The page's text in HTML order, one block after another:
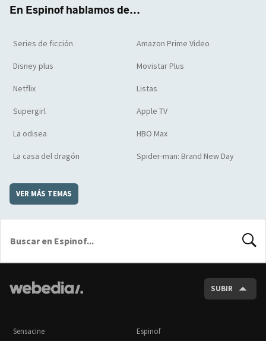
En Espinof hablamos de...
Series de ficción Amazon Prime Video
Disney plus Movistar Plus
Netflix Listas
Supergirl Apple TV
La odisea HBO Max
La casa del dragón Spider-man: Brand New Day
VER MÁS TEMAS
SUBIR
Sensacine Espinof